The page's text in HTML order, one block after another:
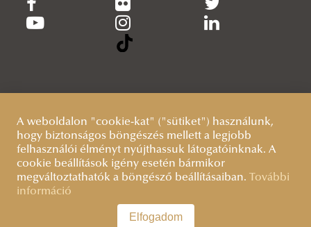
A weboldalon "cookie-kat" ("sütiket") használunk,
hogy biztonságos böngészés mellett a legjobb
felhasználói élményt nyújthassuk látogatóinknak. A
cookie beállítások igény esetén bármikor
megváltoztathatók a böngésző beállításaiban.
További
információ
Elfogadom